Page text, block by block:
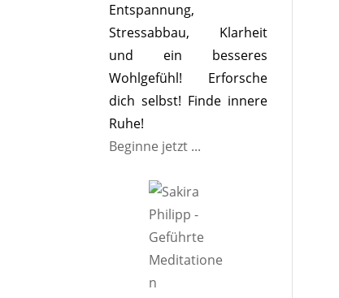
Entspannung,
Stressabbau, Klarheit
und ein besseres
Wohlgefühl! Erforsche
dich selbst! Finde innere
Ruhe!
Beginne jetzt ...